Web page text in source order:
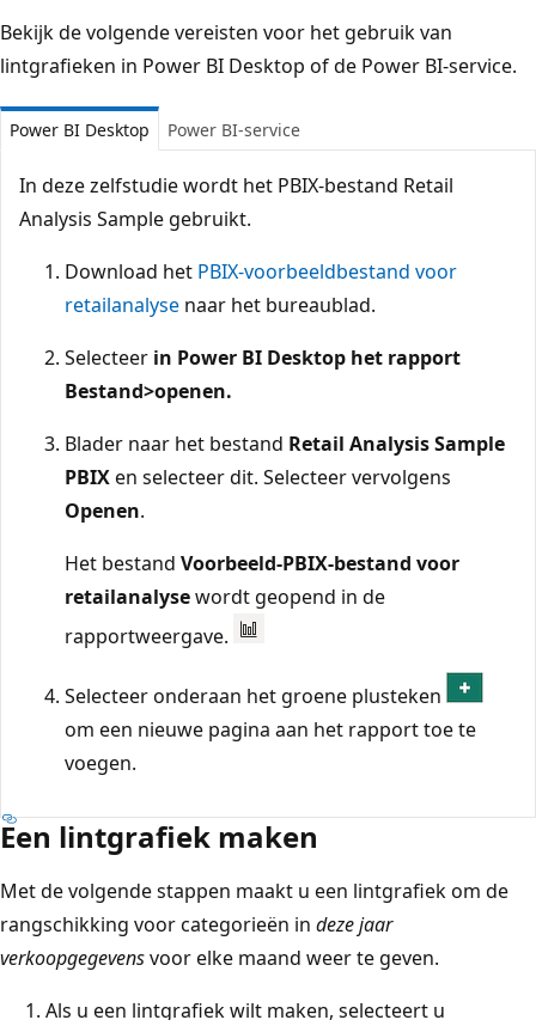
Bekijk de volgende vereisten voor het gebruik van
lintgrafieken in Power BI Desktop of de Power BI-service.
Power BI Desktop Power BI-service
In deze zelfstudie wordt het PBIX-bestand Retail
Analysis Sample gebruikt.
Download het PBIX-voorbeeldbestand voor
retailanalyse naar het bureaublad.
Selecteer in Power BI Desktop het rapport
Bestand>openen.
Blader naar het bestand Retail Analysis Sample
PBIXen selecteer dit. Selecteer vervolgens
Openen.
Het bestand Voorbeeld-PBIX-bestand voor
retailanalysewordt geopend in de
rapportweergave.
Selecteer onderaan het groene plusteken
om een nieuwe pagina aan het rapport toe te
voegen.
Een lintgrafiek maken
Met de volgende stappen maakt u een lintgrafiek om de
rangschikking voor categorieën in deze jaar
verkoopgegevensvoor elke maand weer te geven.
Als u een lintgrafiek wilt maken, selecteert u